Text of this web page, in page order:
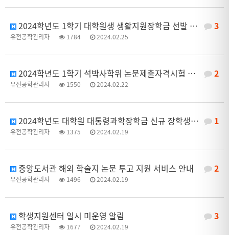
3
2024학년도 1학기 대학원생 생활지원장학금 선발 안내
유전공학관리자 1784 2024.02.25
2
2024학년도 1학기 석박사학위 논문제출자격시험 계획 안내
유전공학관리자 1550 2024.02.22
1
2024학년도 대학원 대통령과학장학금 신규 장학생 신청 및 선발 안내
유전공학관리자 1375 2024.02.19
2
중앙도서관 해외 학술지 논문 투고 지원 서비스 안내
유전공학관리자 1496 2024.02.19
3
학생지원센터 일시 미운영 알림
유전공학관리자 1677 2024.02.19